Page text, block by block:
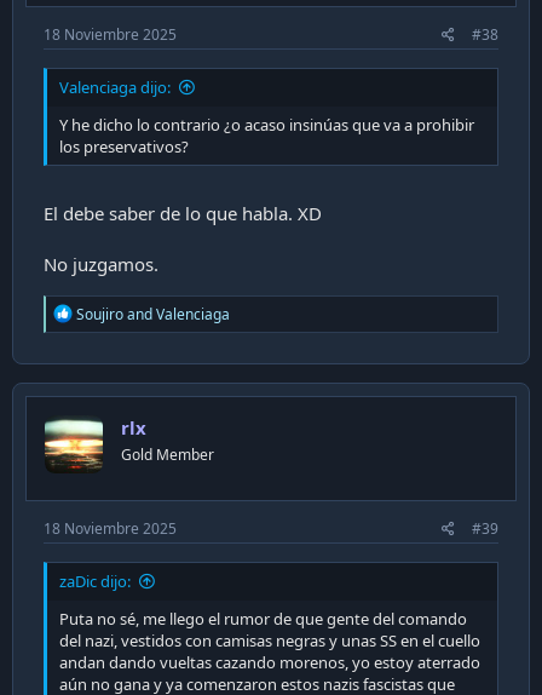
18 Noviembre 2025 #38
Valenciaga dijo:
Y he dicho lo contrario ¿o acaso insinúas que va a prohibir
los preservativos?
El debe saber de lo que habla. XD
No juzgamos.
R
e
c
t
o
n
s
SoujiroandValenciaga
rlx
Gold Member
18 Noviembre 2025 #39
zaDic dijo:
Puta no sé, me llego el rumor de que gente del comando
del nazi, vestidos con camisas negras y unas SS en el cuello
andan dando vueltas cazando morenos, yo estoy aterrado
aún no gana y ya comenzaron estos nazis fascistas que